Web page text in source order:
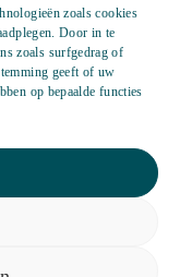
zoals cookies
Door in te
zoals surfgedrag of
geeft of uw
op bepaalde functies